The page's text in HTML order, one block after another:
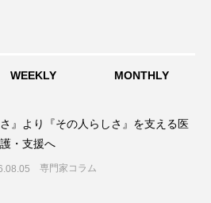
WEEKLY MONTHLY
さ』より『その人らしさ』を支える医
・支援へ
専門家コラム